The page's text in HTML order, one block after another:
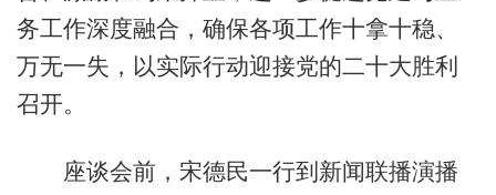
务工作深度融合，确保各项工作十拿十稳、
万无一失，以实际行动迎接党的二十大胜利
召开。
座谈会前，宋德民一行到新闻联播演播